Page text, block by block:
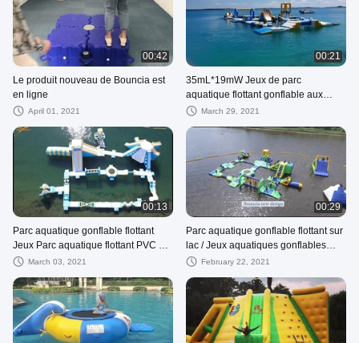
00:42
Le produit nouveau de Bouncia est
en ligne
April 01, 2021
00:21
35mL*19mW Jeux de parc
aquatique flottant gonflable aux
Bermudes
March 29, 2021
00:13
Parc aquatique gonflable flottant
Jeux Parc aquatique flottant PVC 0,9
mm March 03, 2021
00:29
Parc aquatique gonflable flottant sur
lac / Jeux aquatiques gonflables
pour adultes et enfants
February 22, 2021